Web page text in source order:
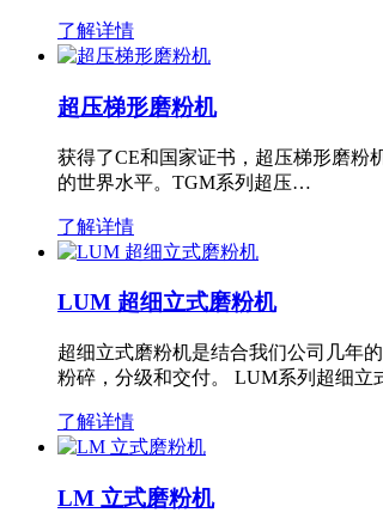
了解详情
超压梯形磨粉机
获得了CE和国家证书，超压梯形磨粉
的世界水平。TGM系列超压…
了解详情
LUM 超细立式磨粉机
超细立式磨粉机是结合我们公司几年
粉碎，分级和交付。 LUM系列超细
了解详情
LM 立式磨粉机